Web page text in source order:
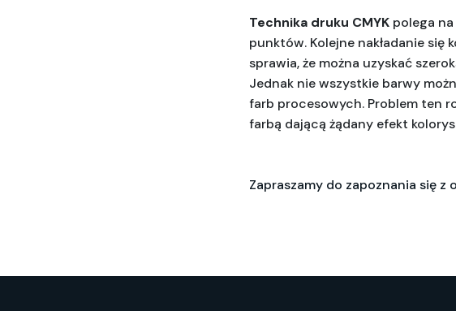
Technika druku CMYK polega
punktów. Kolejne nakładanie
sprawia, że można uzyskać
Jednak nie wszystkie barwy
farb procesowych. Problem ten
farbą dającą żądany efekt
Zapraszamy do zapoznania się z